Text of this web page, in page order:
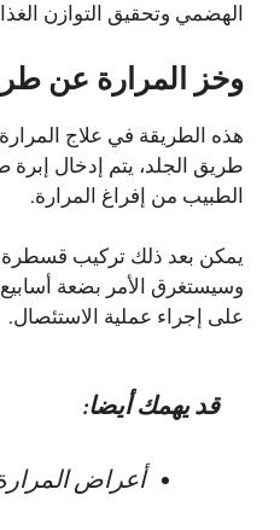
الهضمي وتحقيق التوازن
وخز المرارة عن
هذه الطريقة في علاج
طريق الجلد، يتم إدخال
الطبيب من إفراغ المرارة.
يمكن بعد ذلك تركيب قسطرة
وسيستغرق الأمر بضعة
على إجراء عملية الاستئصال.
قد يهمك أيضا:
أعراض